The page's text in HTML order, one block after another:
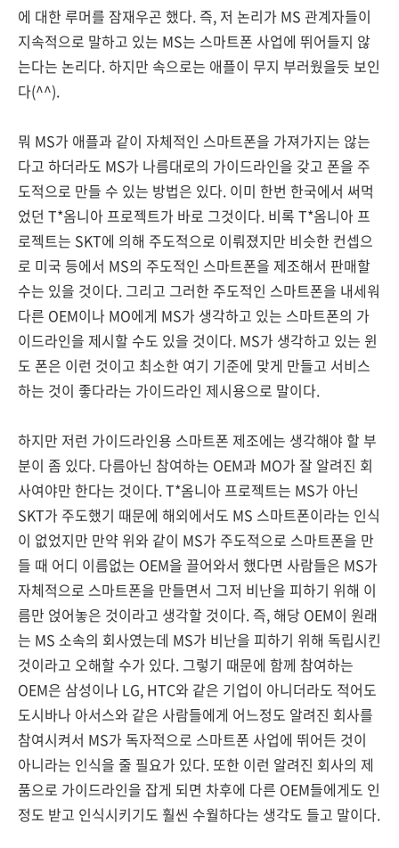
에 대한 루머를 잠재우곤 했다. 즉, 저 논리가 MS 관계자들이
지속적으로 말하고 있는 MS는 스마트폰 사업에 뛰어들지 않
는다는 논리다. 하지만 속으로는 애플이 무지 부러웠을듯 보인
다(^^).
뭐 MS가 애플과 같이 자체적인 스마트폰을 가져가지는 않는
다고 하더라도 MS가 나름대로의 가이드라인을 갖고 폰을 주
도적으로 만들 수 있는 방법은 있다. 이미 한번 한국에서 써먹
었던 T*옴니아 프로젝트가 바로 그것이다. 비록 T*옴니아 프
로젝트는 SKT에 의해 주도적으로 이뤄졌지만 비슷한 컨셉으
로 미국 등에서 MS의 주도적인 스마트폰을 제조해서 판매할
수는 있을 것이다. 그리고 그러한 주도적인 스마트폰을 내세워
다른 OEM이나 MO에게 MS가 생각하고 있는 스마트폰의 가
이드라인을 제시할 수도 있을 것이다. MS가 생각하고 있는 윈
도 폰은 이런 것이고 최소한 여기 기준에 맞게 만들고 서비스
하는 것이 좋다라는 가이드라인 제시용으로 말이다.
하지만 저런 가이드라인용 스마트폰 제조에는 생각해야 할 부
분이 좀 있다. 다름아닌 참여하는 OEM과 MO가 잘 알려진 회
사여야만 한다는 것이다. T*옴니아 프로젝트는 MS가 아닌
SKT가 주도했기 때문에 해외에서도 MS 스마트폰이라는 인식
이 없었지만 만약 위와 같이 MS가 주도적으로 스마트폰을 만
들 때 어디 이름없는 OEM을 끌어와서 했다면 사람들은 MS가
자체적으로 스마트폰을 만들면서 그저 비난을 피하기 위해 이
름만 얹어놓은 것이라고 생각할 것이다. 즉, 해당 OEM이 원래
는 MS 소속의 회사였는데 MS가 비난을 피하기 위해 독립시킨
것이라고 오해할 수가 있다. 그렇기 때문에 함께 참여하는
OEM은 삼성이나 LG, HTC와 같은 기업이 아니더라도 적어도
도시바나 아서스와 같은 사람들에게 어느정도 알려진 회사를
참여시켜서 MS가 독자적으로 스마트폰 사업에 뛰어든 것이
아니라는 인식을 줄 필요가 있다. 또한 이런 알려진 회사의 제
품으로 가이드라인을 잡게 되면 차후에 다른 OEM들에게도 인
정도 받고 인식시키기도 훨씬 수월하다는 생각도 들고 말이다.